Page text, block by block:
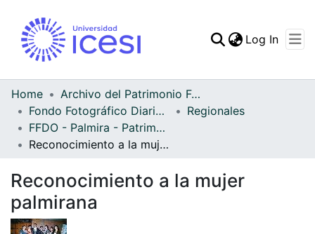
Statistics
Log In
Home
Archivo del Patrimonio Fotográfico y Fílmico del Valle del Cauca
Fondo Fotográfico Diario Occidente
Regionales
FFDO - Palmira - Patrimonial
Reconocimiento a la mujer palmirana
Reconocimiento a la mujer
palmirana